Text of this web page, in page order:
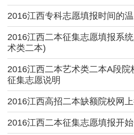
2016江西专科志愿填报时间的
2016江西二本征集志愿填报系
术类二本)
2016江西二本艺术类二本A段院
征集志愿说明
2016江西高招二本缺额院校网
2016江西二本征集志愿填报开始